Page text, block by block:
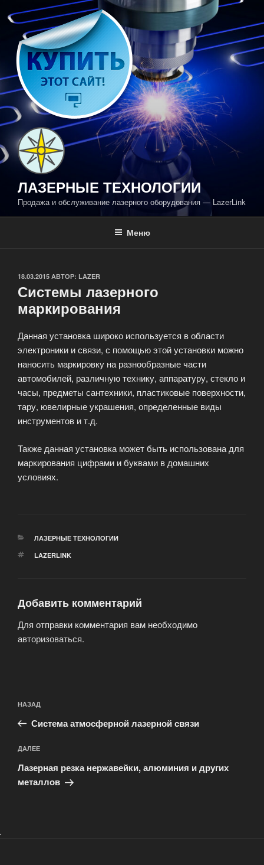
Перейти
содержимому
ЛАЗЕРНЫЕ ТЕХНОЛОГИИ
Продажа и обслуживание лазерного оборудования — LazerLink
Меню
ОПУБЛИКОВАНО
18.03.2015 АВТОР: LAZER
Системы лазерного
маркирования
Данная установка широко используется в области
электроники и связи, с помощью этой установки можно
наносить маркировку на разнообразные части
автомобилей, различную технику, аппаратуру, стекло и
часы, предметы сантехники, пластиковые поверхности,
тару, ювелирные украшения, определенные виды
инструментов и т.д.
Также данная установка может быть использована для
маркирования цифрами и буквами в домашних
условиях.
РУБРИКИ
ЛАЗЕРНЫЕ ТЕХНОЛОГИИ
МЕТКИ
LAZERLINK
Добавить комментарий
Для отправки комментария вам необходимо
авторизоваться.
по
записям
Предыдущая
запись:
НАЗАД
Система атмосферной лазерной связи
Следующая
запись
ДАЛЕЕ
Лазерная резка нержавейки, алюминия и других
металлов
.